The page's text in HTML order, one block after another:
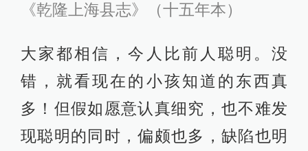
《乾隆上海县志》（十五年本）
大家都相信，今人比前人聪明。没
错，就看现在的小孩知道的东西真
多！但假如愿意认真细究，也不难发
现聪明的同时，偏颇也多，缺陷也明